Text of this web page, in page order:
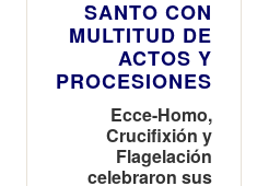
SANTO CON
MULTITUD DE
ACTOS Y
PROCESIONES
Ecce-Homo,
Crucifixión y
Flagelación
celebraron sus